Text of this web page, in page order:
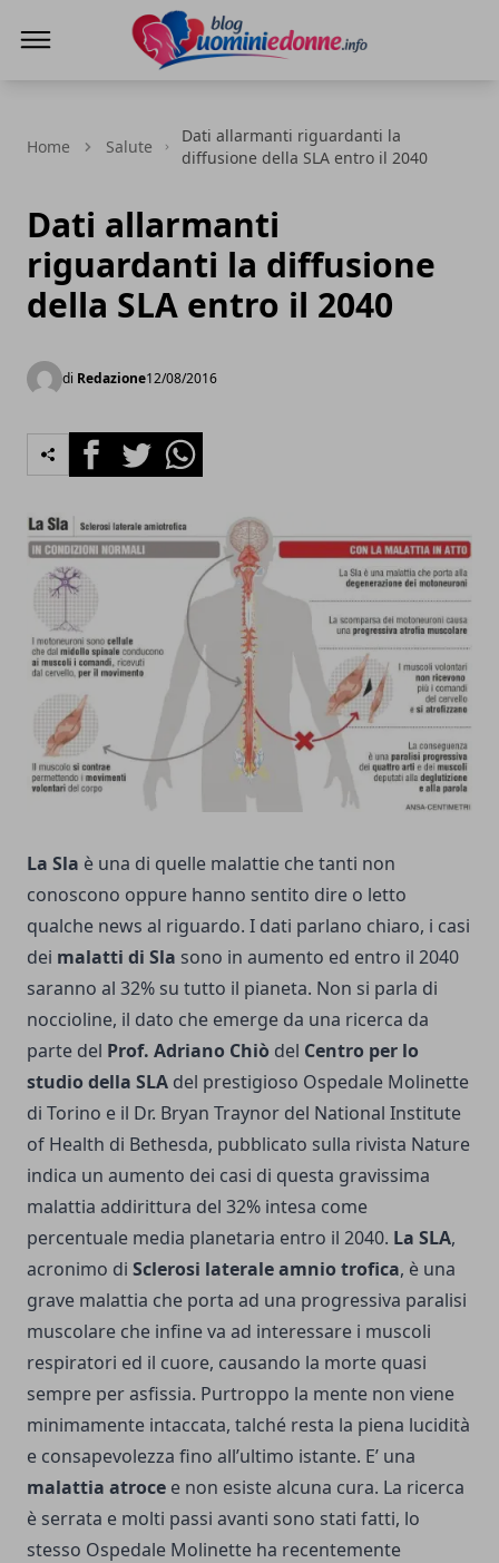
Home Salute
Dati allarmanti riguardanti la
diffusione della SLA entro il 2040
Dati allarmanti
riguardanti la diffusione
della SLA entro il 2040
di Redazione12/08/2016
FacebookTwitterWhatsapp
La Sla è una di quelle malattie che tanti non
conoscono oppure hanno sentito dire o letto
qualche news al riguardo. I dati parlano chiaro, i casi
dei malatti di Sla sono in aumento ed entro il 2040
saranno al 32% su tutto il pianeta. Non si parla di
noccioline, il dato che emerge da una ricerca da
parte del Prof. Adriano Chiò del Centro per lo
studio della SLA del prestigioso Ospedale Molinette
di Torino e il Dr. Bryan Traynor del National Institute
of Health di Bethesda, pubblicato sulla rivista Nature
indica un aumento dei casi di questa gravissima
malattia addirittura del 32% intesa come
percentuale media planetaria entro il 2040. La SLA,
acronimo di Sclerosi laterale amnio trofica, è una
grave malattia che porta ad una progressiva paralisi
muscolare che infine va ad interessare i muscoli
respiratori ed il cuore, causando la morte quasi
sempre per asfissia. Purtroppo la mente non viene
minimamente intaccata, talché resta la piena lucidità
e consapevolezza fino all’ultimo istante. E’ una
malattia atroce e non esiste alcuna cura. La ricerca
è serrata e molti passi avanti sono stati fatti, lo
stesso Ospedale Molinette ha recentemente